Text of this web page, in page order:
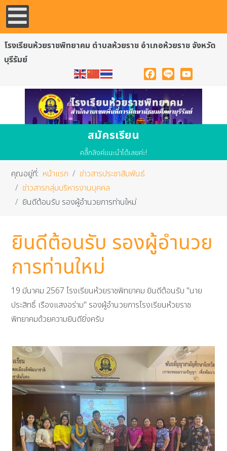
โรงเรียนห้วยราชพิทยาคม ตำบลห้วยราช อำเภอห้วยราช จังหวัด
บุรีรัมย์
Facebook
Line YouTube
สมัครเรียน
คลื๊กลิงค์แนะนำได้เลยค่ะ!
คุณอยู่ที่: หน้าแรก
ข่าวสารประชาสัมพันธ์
ข่าวสารกลุ่มบริหารงานบุคคล
ยินดีต้อนรับ รองผู้อำนวยการท่านใหม่
ยินดีต้อนรับ รองผู้อำนวย
การท่านใหม่
19 มีนาคม 2567 โรงเรียนห้วยราชพิทยาคม ยินดีต้อนรับ "นาย
ประสิทธิ์ เรืองแสงอร่าม" รองผู้อำนวยการโรงเรียนห้วยราช
พิทยาคมด้วยความยินดียิ่งครับ